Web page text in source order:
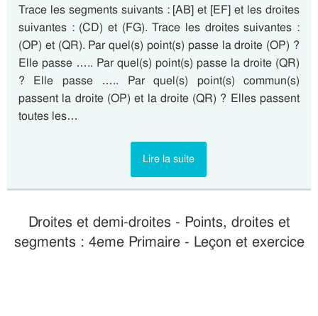
Trace les segments suivants : [AB] et [EF] et les droites
suivantes : (CD) et (FG). Trace les droites suivantes :
(OP) et (QR). Par quel(s) point(s) passe la droite (OP) ?
Elle passe ….. Par quel(s) point(s) passe la droite (QR)
? Elle passe ….. Par quel(s) point(s) commun(s)
passent la droite (OP) et la droite (QR) ? Elles passent
toutes les…
Lire la suite
Droites et demi-droites - Points, droites et
segments : 4eme Primaire - Leçon et exercice